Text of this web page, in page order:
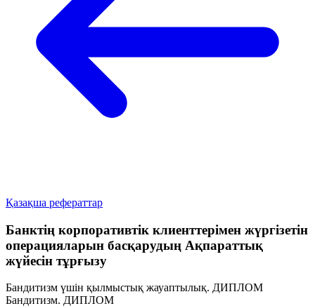
Қазақша рефераттар
Банктің корпоративтік клиенттерімен жүргізетін
операцияларын басқарудың Ақпараттық
жүйесін тұрғызу
Бандитизм үшін қылмыстық жауаптылық. ДИПЛОМ
Бандитизм. ДИПЛОМ